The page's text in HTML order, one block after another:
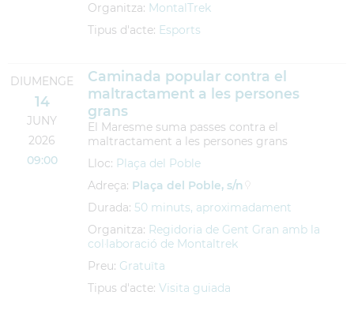
Organitza: MontalTrek
Tipus d'acte: Esports
DIUMENGE
14
JUNY
2026
09:00
Caminada popular contra el
maltractament a les persones
grans
El Maresme suma passes contra el
maltractament a les persones grans
Lloc: Plaça del Poble
Adreça: Plaça del Poble, s/n
Durada: 50 minuts, aproximadament
Organitza: Regidoria de Gent Gran amb la
col·laboració de Montaltrek
Preu: Gratuïta
Tipus d'acte: Visita guiada